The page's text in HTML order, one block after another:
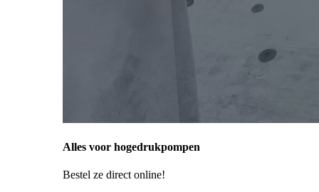
Alles voor hogedrukpompen
Bestel ze direct online!